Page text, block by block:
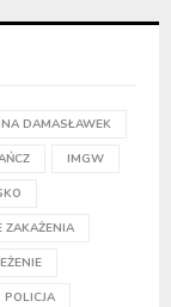
DAMASŁAWEK
IMGW
ZAKAŻENIA
POLICJA